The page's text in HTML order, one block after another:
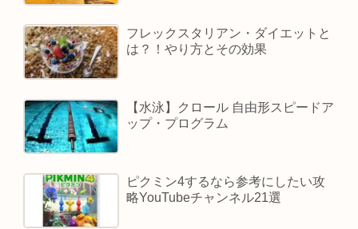
フレックスタリアン・ダイエットと
は？！やり方とその効果
【水泳】クロール 自由形スピードア
ップ・プログラム
ピクミン4するなら参考にしたい攻
略YouTubeチャンネル21選